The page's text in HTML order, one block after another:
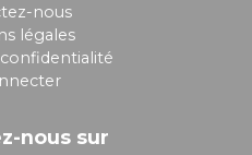
nous
légales
nous sur